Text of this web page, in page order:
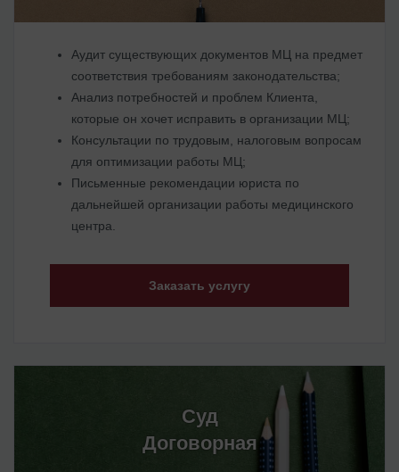
Аудит существующих документов МЦ на предмет
соответствия требованиям законодательства;
Анализ потребностей и проблем Клиента,
которые он хочет исправить в организации МЦ;
Консультации по трудовым, налоговым вопросам
для оптимизации работы МЦ;
Письменные рекомендации юриста по
дальнейшей организации работы медицинского
центра.
Заказать услугу
Суд
Договорная